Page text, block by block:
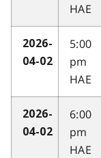
HAE
2026-
04-02
5:00
pm
HAE
2026-
04-02
6:00
pm
HAE